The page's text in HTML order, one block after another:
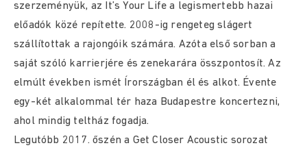
szerzeményük, az It’s Your Life a legismertebb hazai
előadók közé repítette. 2008-ig rengeteg slágert
szállítottak a rajongóik számára. Azóta első sorban a
saját szóló karrierjére és zenekarára összpontosít. Az
elmúlt években ismét Írországban él és alkot. Évente
egy-két alkalommal tér haza Budapestre koncertezni,
ahol mindig teltház fogadja.
Legutóbb 2017. őszén a Get Closer Acoustic sorozat